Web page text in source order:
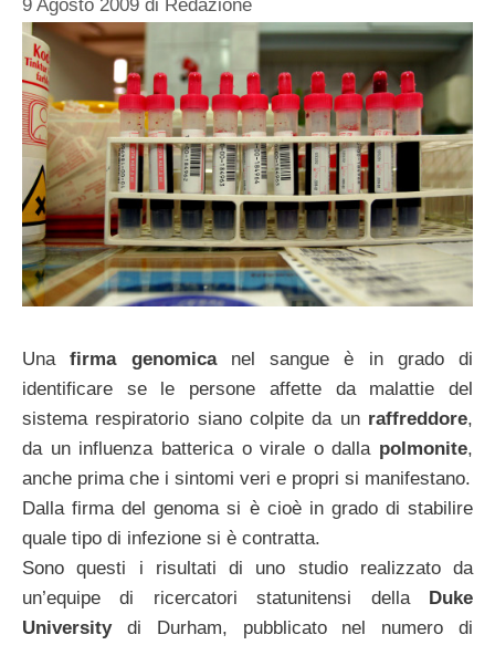
9 Agosto 2009 di Redazione
Unafirma genomicanel sangue è in grado di
identificare se le persone affette da malattie del
sistema respiratorio siano colpite da un raffreddore,
da un influenza batterica o virale o dalla polmonite,
anche prima che i sintomi veri e propri si manifestano.
Dalla firma del genoma si è cioè in grado di stabilire
quale tipo di infezione si è contratta.
Sono questi i risultati di uno studio realizzato da
un’equipe di ricercatori statunitensi della Duke
Universitydi Durham, pubblicato nel numero di